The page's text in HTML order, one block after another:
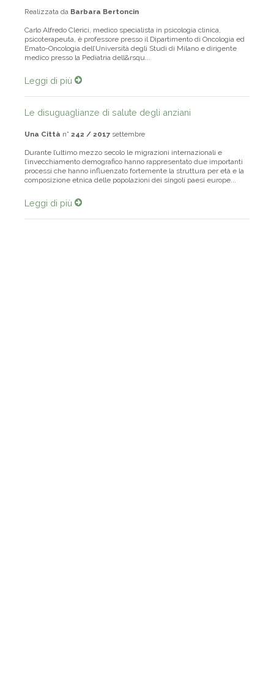
Realizzata da Barbara Bertoncin
Carlo Alfredo Clerici, medico specialista in psicologia clinica,
psicoterapeuta, è professore presso il Dipartimento di Oncologia ed
Emato-Oncologia dell’Università degli Studi di Milano e dirigente
medico presso la Pediatria dell&rsqu...
Leggi di più
Le disuguaglianze di salute degli anziani
Una Città n° 242 / 2017 settembre
Durante l’ultimo mezzo secolo le migrazioni internazionali e
l’invecchiamento demografico hanno rappresentato due importanti
processi che hanno influenzato fortemente la struttura per età e la
composizione etnica delle popolazioni dei singoli paesi europe...
Leggi di più